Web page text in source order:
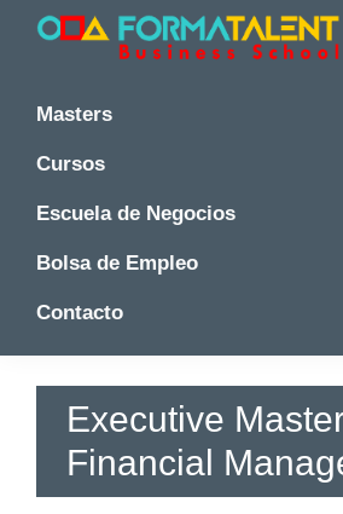
Saltar
Saltar
Saltar
principal
y
Master
en
Madrid
Formatalent
y
en
-
Formatalent
Masters
Cursos
Escuela de Negocios
Bolsa de Empleo
Contacto
Executive
Financial